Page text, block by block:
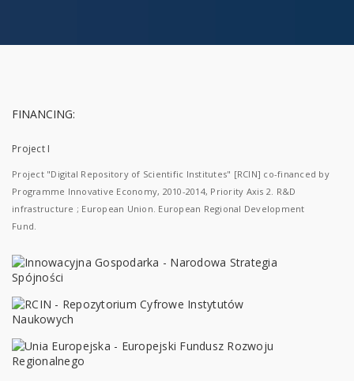
FINANCING:
Project I
Project "Digital Repository of Scientific Institutes" [RCIN] co-financed by
Programme Innovative Economy, 2010-2014, Priority Axis 2. R&D
infrastructure ; European Union. European Regional Development
Fund.